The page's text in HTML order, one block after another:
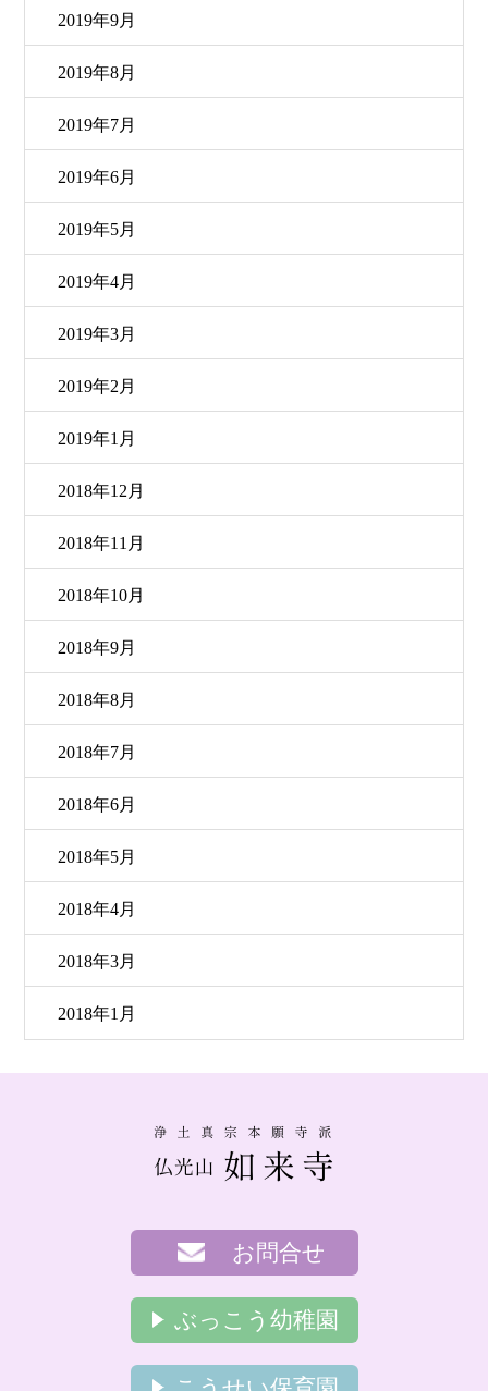
2019年9月
2019年8月
2019年7月
2019年6月
2019年5月
2019年4月
2019年3月
2019年2月
2019年1月
2018年12月
2018年11月
2018年10月
2018年9月
2018年8月
2018年7月
2018年6月
2018年5月
2018年4月
2018年3月
2018年1月
お問合せ
ぶっこう幼稚園